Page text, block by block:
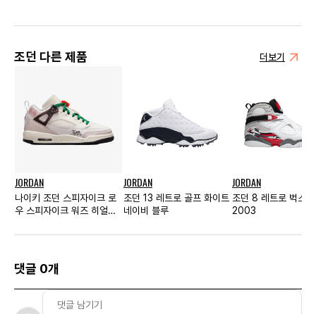
조던 다른 제품 더보기
JORDAN
나이키 조던 스피자이크 로
우 스피자이크 워즈 히얼
JORDAN
조던 13 레트로 골프 화이트
네이비 블루
JORDAN
조던 8 레트로 벅스
2003
댓글 0개